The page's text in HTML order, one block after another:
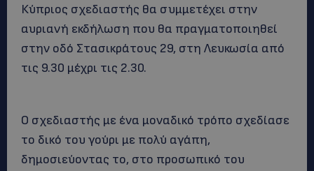
Κύπριος σχεδιαστής θα συμμετέχει στην
αυριανή εκδήλωση που θα πραγματοποιηθεί
στην οδό Στασικράτους 29, στη Λευκωσία από
τις 9.30 μέχρι τις 2.30.
Ο σχεδιαστής με ένα μοναδικό τρόπο σχεδίασε
το δικό του γούρι με πολύ αγάπη,
δημοσιεύοντας το, στο προσωπικό του